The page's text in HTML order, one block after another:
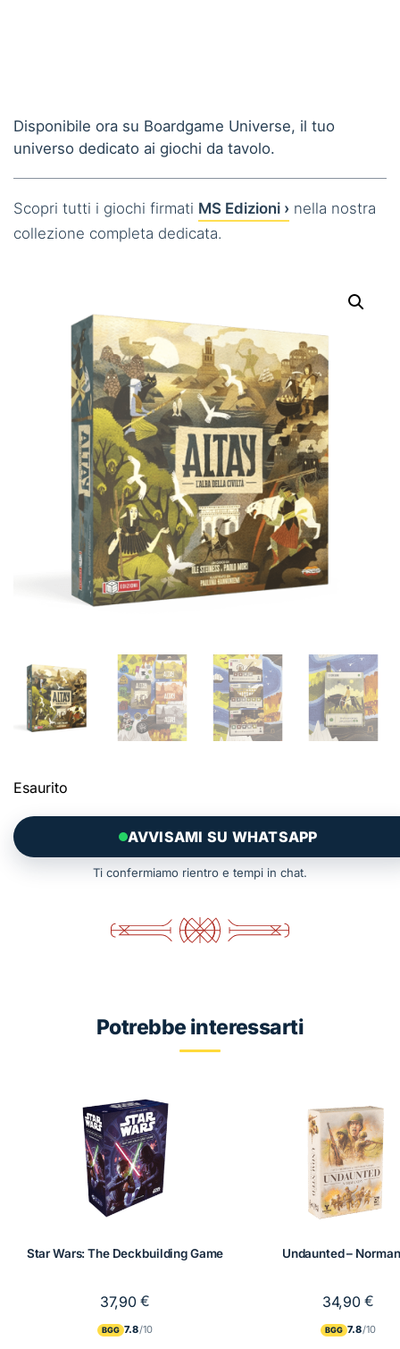
Disponibile ora su Boardgame Universe, il tuo
universo dedicato ai giochi da tavolo.
Scopri tutti i giochi firmati MS Edizioni › nella nostra
collezione completa dedicata.
Esaurito
AVVISAMI SU WHATSAPP
Ti confermiamo rientro e tempi in chat.
Potrebbe interessarti
Star Wars: The Deckbuilding Game
37,90€
BGG 7.8
Undaunted –
34,90€
BGG 7.8